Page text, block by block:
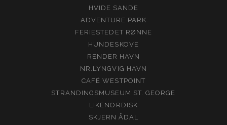
HVIDE SANDE
ADVENTURE PARK
FERIESTEDET RØNNE
HUNDESKOVE
RENDER HAVN
NR.LYNGVIG HAVN
CAFÉ WESTPOINT
STRANDINGSMUSEUM ST. GEORGE
LIKENORDISK
SKJERN ÅDAL